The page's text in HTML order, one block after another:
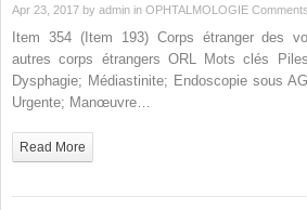
Apr 23, 2017 by admin in OPHTALMOLOGIE
Item 354 (Item 193) Corps étranger des
autres corps étrangers ORL Mots clés
Dysphagie; Médiastinite; Endoscopie sous
Urgente; Manœuvre…
Read More